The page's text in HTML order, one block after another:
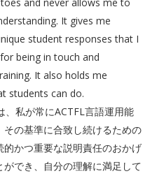
It gives me
student responses that I
being in touch and
It also holds me
students can do.
、私が常にACTFL言語運用能
の基準に合致し続けるための
かつ重要な説明責任のおかげ
でき、自分の理解に満足して